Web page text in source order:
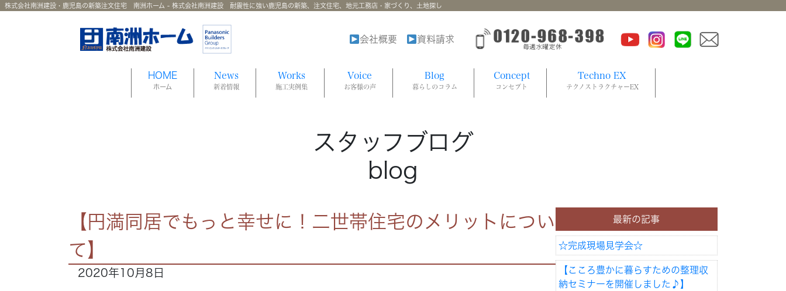
株式会社南洲建設・鹿児島の新築注文住宅 南洲ホーム - 株式会社南洲建設 耐震性に強い鹿児島の新築、注文住宅、地元工務店・家づくり、土地探し
会社概要 資料請求
HOME
ホーム
News
新着情報
Works
施工実例集
Voice
お客様の声
Blog
暮らしのコラム
Concept
コンセプト
Techno EX
テクノストラクチャーEX
スタッフブログ
blog
【円満同居でもっと幸せに！二世帯住宅のメリットについ
て】
2020年10月8日
最新の記事
☆完成現場見学会☆
【こころ豊かに暮らすための整理収
納セミナーを開催しました♪】